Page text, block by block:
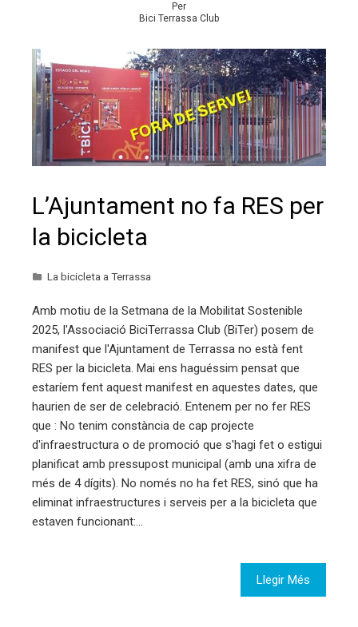
Per
Bici Terrassa Club
L’Ajuntament no fa RES per
la bicicleta
La bicicleta a Terrassa
Amb motiu de la Setmana de la Mobilitat Sostenible
2025, l'Associació BiciTerrassa Club (BiTer) posem de
manifest que l'Ajuntament de Terrassa no està fent
RES per la bicicleta. Mai ens haguéssim pensat que
estaríem fent aquest manifest en aquestes dates, que
haurien de ser de celebració. Entenem per no fer RES
que : No tenim constància de cap projecte
d'infraestructura o de promoció que s'hagi fet o estigui
planificat amb pressupost municipal (amb una xifra de
més de 4 dígits). No només no ha fet RES, sinó que ha
eliminat infraestructures i serveis per a la bicicleta que
estaven funcionant:…
Llegir Més